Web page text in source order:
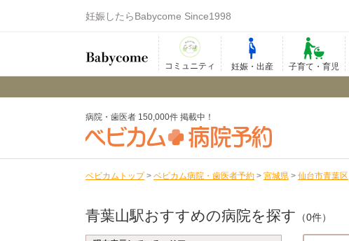
妊娠したらBabycome Since1998
コミュニティ 妊娠・出産 子育て・育児
病院・歯医者 150,000件 掲載中！
ベビカムトップ > ベビカム病院・歯医者予約 > 宮城県 > 仙台市青葉区
青葉山駅おすすめの病院を探す （0件）